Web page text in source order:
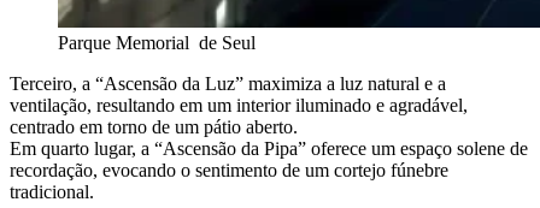
Parque Memorial de Seul
Terceiro, a “Ascensão da Luz” maximiza a luz natural e a
ventilação, resultando em um interior iluminado e agradável,
centrado em torno de um pátio aberto.
Em quarto lugar, a “Ascensão da Pipa” oferece um espaço solene de
recordação, evocando o sentimento de um cortejo fúnebre
tradicional.